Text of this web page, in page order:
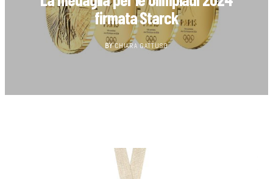
firmata Starck
BY CHIARA GATTUSO